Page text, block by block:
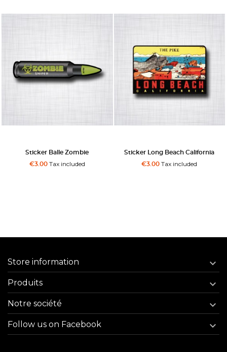
Sticker Long Beach California
€3.00Tax included
Sticker Beware Don't Touch My
Store information 
Produits 
Notre société 
Follow us on Facebook 